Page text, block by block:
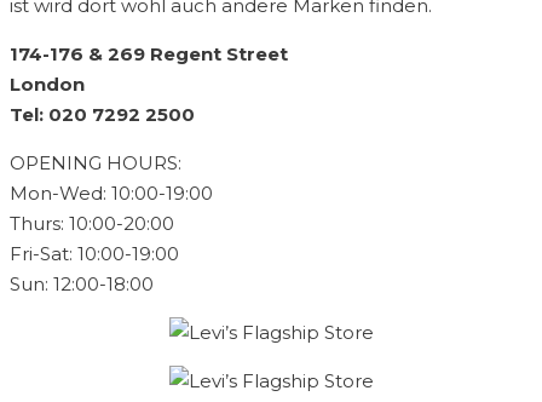
ist wird dort wohl auch andere Marken finden.
174-176 & 269 Regent Street
London
Tel: 020 7292 2500
OPENING HOURS:
Mon-Wed: 10:00-19:00
Thurs: 10:00-20:00
Fri-Sat: 10:00-19:00
Sun: 12:00-18:00